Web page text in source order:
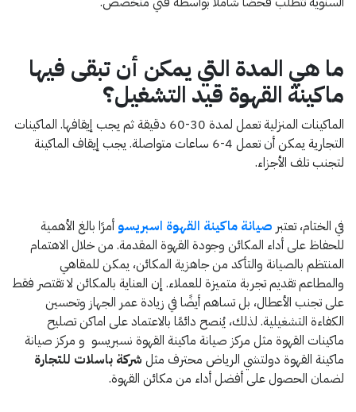
ما هي المدة التي يمكن أن تبقى فيها
ماكينة القهوة قيد التشغيل؟
الماكينات المنزلية تعمل لمدة 30-60 دقيقة ثم يجب إيقافها. الماكينات
التجارية يمكن أن تعمل 4-6 ساعات متواصلة. يجب إيقاف الماكينة
لتجنب تلف الأجزاء.
في الختام، تعتبر صيانة ماكينة القهوة اسبريسو أمرًا بالغ الأهمية
للحفاظ على أداء المكائن وجودة القهوة المقدمة. من خلال الاهتمام
المنتظم بالصيانة والتأكد من جاهزية المكائن، يمكن للمقاهي
والمطاعم تقديم تجربة متميزة للعملاء. إن العناية بالمكائن لا تقتصر فقط
على تجنب الأعطال، بل تساهم أيضًا في زيادة عمر الجهاز وتحسين
الكفاءة التشغيلية. لذلك، يُنصح دائمًا بالاعتماد على اماكن تصليح
ماكينات القهوة مثل مركز صيانة ماكينة القهوة نسبريسو و مركز صيانة
ماكينة القهوة دولتشي الرياض محترف مثل شركة باسلات للتجارة
لضمان الحصول على أفضل أداء من مكائن القهوة.